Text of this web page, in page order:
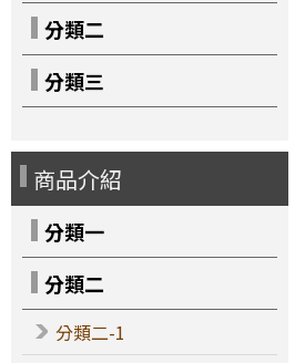
分類二
分類三
商品介紹
分類一
分類二
分類二-1